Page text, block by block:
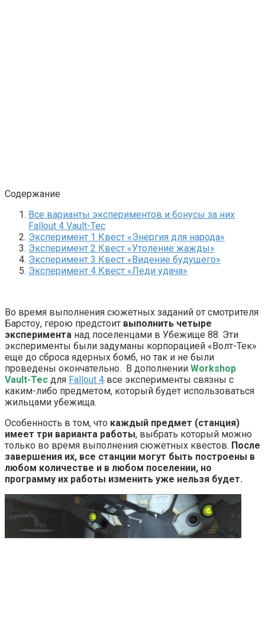
Содержание
Все варианты экспериментов и бонусы за них
Fallout 4 Vault-Tec
Эксперимент 1 Квест «Энергия для народа»
Эксперимент 2 Квест «Утоление жажды»
Эксперимент 3 Квест «Видение будущего»
Эксперимент 4 Квест «Леди удача»
Во время выполнения сюжетных заданий от смотрителя
Барстоу, герою предстоит выполнить четыре
эксперимента над поселенцами в Убежище 88. Эти
эксперименты были задуманы корпорацией «Волт-Тек»
еще до сброса ядерных бомб, но так и не были
проведены окончательно. В дополнении Workshop
Vault-Tec для Fallout 4 все эксперименты связны с
каким-либо предметом, который будет использоваться
жильцами убежища.
Особенность в том, что каждый предмет (станция)
имеет три варианта работы, выбрать который можно
только во время выполнения сюжетных квестов. После
завершения их, все станции могут быть построены в
любом количестве и в любом поселении, но
программу их работы изменить уже нельзя будет.